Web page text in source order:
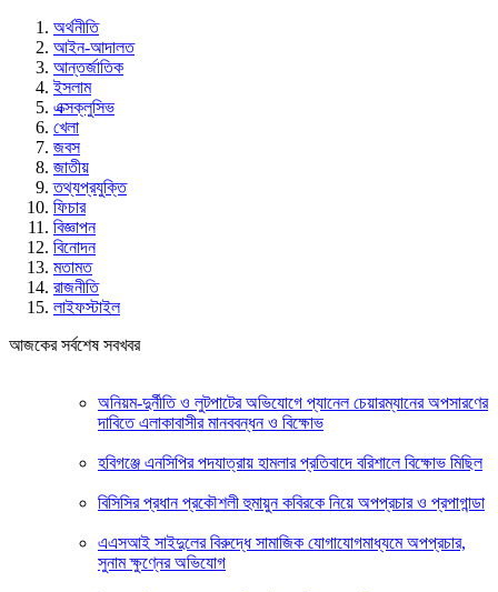
অর্থনীতি
আইন-আদালত
আন্তর্জাতিক
ইসলাম
এক্সক্লুসিভ
খেলা
জবস
জাতীয়
তথ্যপ্রযুক্তি
ফিচার
বিজ্ঞাপন
বিনোদন
মতামত
রাজনীতি
লাইফস্টাইল
আজকের সর্বশেষ সবখবর
অনিয়ম-দুর্নীতি ও লুটপাটের অভিযোগে প্যানেল চেয়ারম্যানের অপসারণের
দাবিতে এলাকাবাসীর মানববন্ধন ও বিক্ষোভ
হবিগঞ্জে এনসিপির পদযাত্রায় হামলার প্রতিবাদে বরিশালে বিক্ষোভ মিছিল
বিসিসির প্রধান প্রকৌশলী হুমায়ুন কবিরকে নিয়ে অপপ্রচার ও প্রপাগান্ডা
এএসআই সাইদুলের বিরুদ্ধে সামাজিক যোগাযোগমাধ্যমে অপপ্রচার,
সুনাম ক্ষুণ্নের অভিযোগ